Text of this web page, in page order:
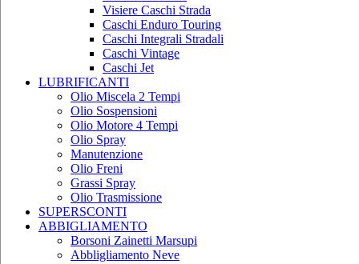
Visiere Caschi Strada
Caschi Enduro Touring
Caschi Integrali Stradali
Caschi Vintage
Caschi Jet
LUBRIFICANTI
Olio Miscela 2 Tempi
Olio Sospensioni
Olio Motore 4 Tempi
Olio Spray
Manutenzione
Olio Freni
Grassi Spray
Olio Trasmissione
SUPERSCONTI
ABBIGLIAMENTO
Borsoni Zainetti Marsupi
Abbligliamento Neve